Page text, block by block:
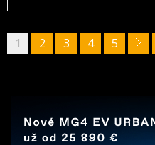
1 2 3 4 5